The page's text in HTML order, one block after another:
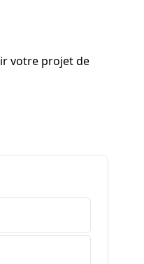
votre projet de